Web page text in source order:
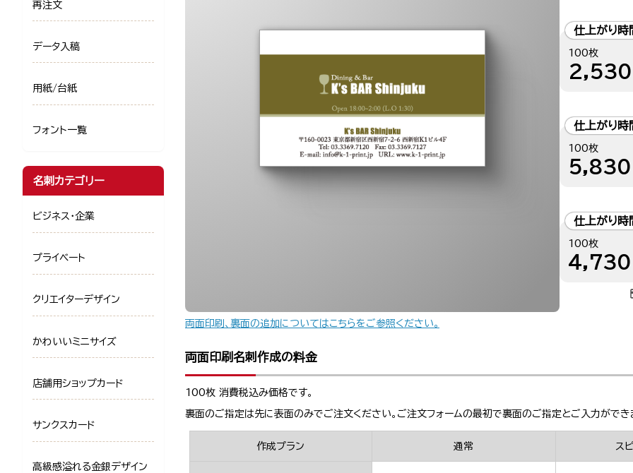
仕上がり
100枚
2,530
仕上がり
100枚
5,830
仕上がり
100枚
4,730
両面印刷、裏面の追加についてはこちらをご参照ください。
両面印刷名刺作成の料金
100枚 消費税込み価格です。
裏面のご指定は先に表面のみでご注文ください。ご注文フォームの最初で裏面のご指定とご入力ができ
作成プラン 通常 ス
再注文
データ入稿
用紙/台紙
フォント一覧
名刺カテゴリー
ビジネス・企業
プライベート
クリエイターデザイン
かわいいミニサイズ
店舗用ショップカード
サンクスカード
高級感溢れる金銀デザイン